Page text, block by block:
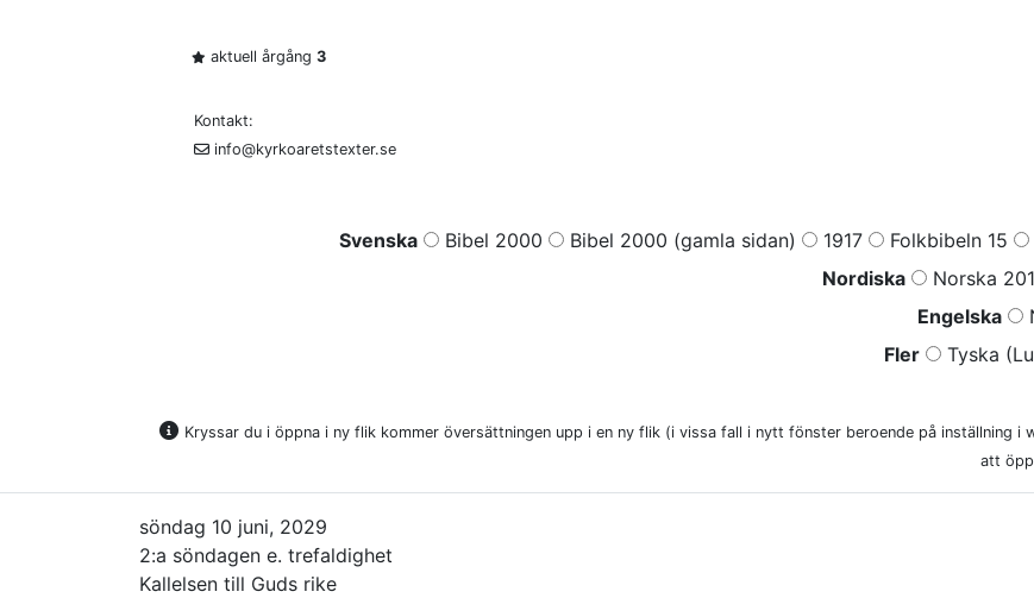
aktuell årgång 3
Kontakt:
info@kyrkoaretstexter.se
Svenska Bibel 2000 Bibel 2000 (gamla sidan) 1917 Folkbibeln 15
Nordiska
Norska
Engelska
Fler
Tyska
Kryssar du i öppna i ny flik kommer översättningen upp i en ny flik (i vissa fall i nytt fönster beroende på inställning i
att
söndag 10 juni, 2029
2:a söndagen e. trefaldighet
Kallelsen till Guds rike